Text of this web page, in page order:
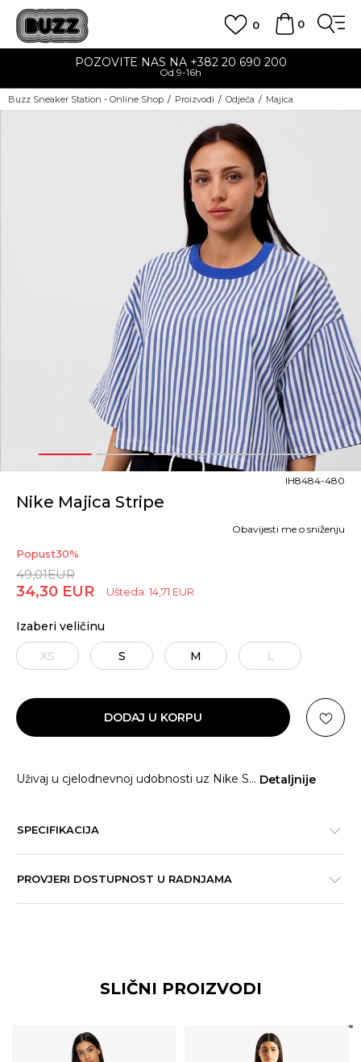
0
0
POZOVITE NAS NA +382 20 690 200
Od 9-16h
Buzz Sneaker Station - Online Shop Proizvodi Odjeća Majica
1 2 3 4 5
Nike Majica Stripe
IH8484-480
Popust30%
49,01EUR
34,30 EUR Ušteda: 14,71 EUR
Obavijesti me o sniženju
Izaberi veličinu
XS S M L
DODAJ U KORPU
Uživaj u cjelodnevnoj udobnosti uz Nike S... Detaljnije
SPECIFIKACIJA
PROVJERI DOSTUPNOST U RADNJAMA
SLIČNI PROIZVODI